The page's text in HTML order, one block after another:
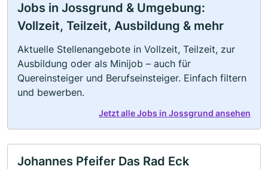
Jobs in Jossgrund & Umgebung:
Vollzeit, Teilzeit, Ausbildung & mehr
Aktuelle Stellenangebote in Vollzeit, Teilzeit, zur
Ausbildung oder als Minijob – auch für
Quereinsteiger und Berufseinsteiger. Einfach filtern
und bewerben.
Jetzt alle Jobs in Jossgrund ansehen
Johannes Pfeifer Das Rad Eck